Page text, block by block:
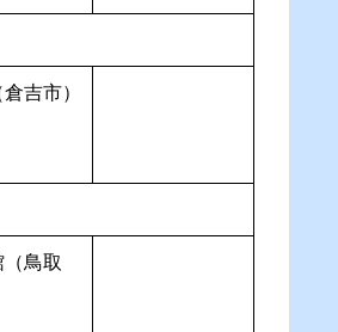
吉市）
鳥取